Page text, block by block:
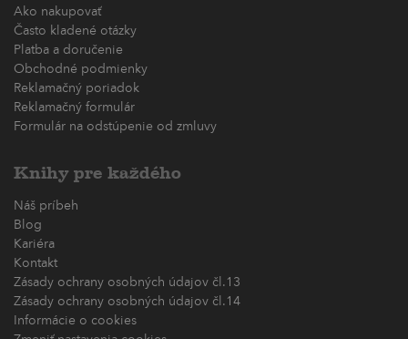
Ako nakupovať
Často kladené otázky
Platba a doručenie
Obchodné podmienky
Reklamačný poriadok
Reklamačný formulár
Formulár na odstúpenie od zmluvy
Knihy pre každého
Náš príbeh
Blog
Kariéra
Kontakt
Zásady ochrany osobných údajov čl.13
Zásady ochrany osobných údajov čl.14
Informácie o cookies